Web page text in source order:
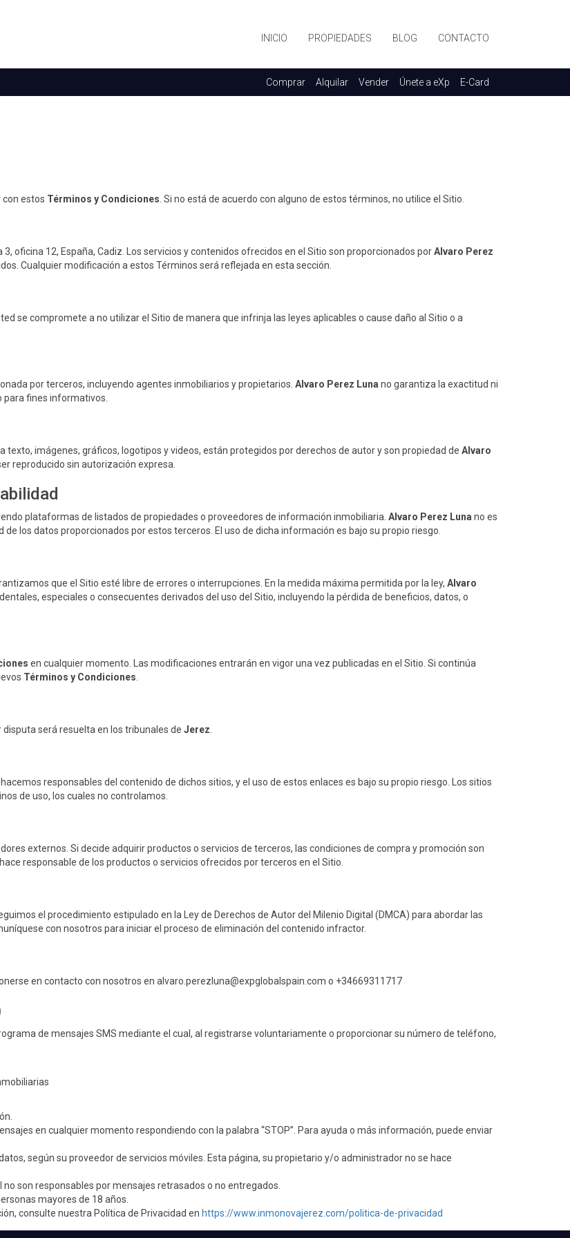
INICIO PROPIEDADES BLOG CONTACTO
Comprar Alquilar Vender Únete a eXp E-Card
con estos Términos y Condiciones . Si no está de acuerdo con alguno de estos términos, no utilice el Sitio.
oficina 12, España, Cadiz. Los servicios y contenidos ofrecidos en el Sitio son proporcionados porAlvaro Perez
Cualquier modificación a estos Términos será reflejada en esta sección.
se compromete a no utilizar el Sitio de manera que infrinja las leyes aplicables o cause daño al Sitio o a
por terceros, incluyendo agentes inmobiliarios y propietarios. Alvaro Perez Luna no garantiza la exactitud ni
para fines informativos.
imágenes, gráficos, logotipos y videos, están protegidos por derechos de autor y son propiedad de Alvaro
reproducido sin autorización expresa.
plataformas de listados de propiedades o proveedores de información inmobiliaria. Alvaro Perez Luna no es
los datos proporcionados por estos terceros. El uso de dicha información es bajo su propio riesgo.
que el Sitio esté libre de errores o interrupciones. En la medida máxima permitida por la ley, Alvaro
especiales o consecuentes derivados del uso del Sitio, incluyendo la pérdida de beneficios, datos, o
en cualquier momento. Las modificaciones entrarán en vigor una vez publicadas en el Sitio. Si continúa
Términos y Condiciones
disputa será resuelta en los tribunales de Jerez
responsables del contenido de dichos sitios, y el uso de estos enlaces es bajo su propio riesgo. Los sitios
de uso, los cuales no controlamos.
externos. Si decide adquirir productos o servicios de terceros, las condiciones de compra y promoción son
responsable de los productos o servicios ofrecidos por terceros en el Sitio.
el procedimiento estipulado en la Ley de Derechos de Autor del Milenio Digital (DMCA) para abordar las
con nosotros para iniciar el proceso de eliminación del contenido infractor.
en contacto con nosotros en alvaro.perezluna@expglobalspain.com o +34669311717
de mensajes SMS mediante el cual, al registrarse voluntariamente o proporcionar su número de teléfono,
en cualquier momento respondiendo con la palabra “STOP”. Para ayuda o más información, puede enviar
según su proveedor de servicios móviles. Esta página, su propietario y/o administrador no se hace
son responsables por mensajes retrasados o no entregados.
mayores de 18 años.
consulte nuestra Política de Privacidad en https://www.inmonovajerez.com/politica-de-privacidad